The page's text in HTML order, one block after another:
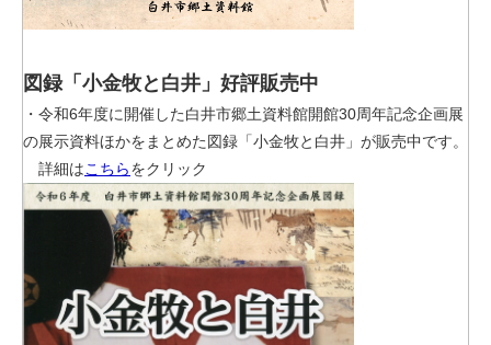
図録「小金牧と白井」好評販売中
・令和6年度に開催した白井市郷土資料館開館30周年記念企画展
の展示資料ほかをまとめた図録「小金牧と白井」が販売中です。
詳細はこちらをクリック